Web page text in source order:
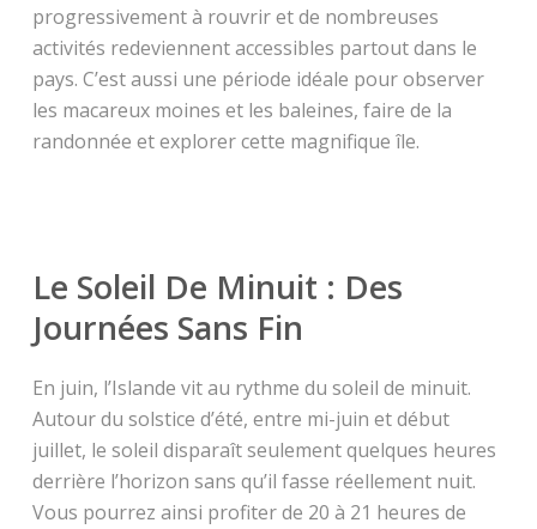
progressivement à rouvrir et de nombreuses
activités redeviennent accessibles partout dans le
pays. C’est aussi une période idéale pour observer
les macareux moines et les baleines, faire de la
randonnée et explorer cette magnifique île.
Le Soleil De Minuit : Des
Journées Sans Fin
En juin, l’Islande vit au rythme du soleil de minuit.
Autour du solstice d’été, entre mi-juin et début
juillet, le soleil disparaît seulement quelques heures
derrière l’horizon sans qu’il fasse réellement nuit.
Vous pourrez ainsi profiter de 20 à 21 heures de